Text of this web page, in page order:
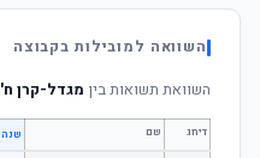
השוואה למובילות בקבוצה
השוואת תשואות בין מגדל-קרן ח'
דירוג שם שנה